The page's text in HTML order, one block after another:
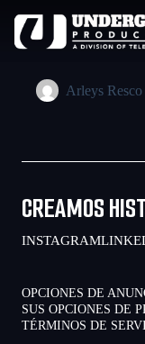
Arleys Resco
CREAMOS
INSTAGRAM
OPCIONES DE
SUS OPCIONES DE
TÉRMINOS DE